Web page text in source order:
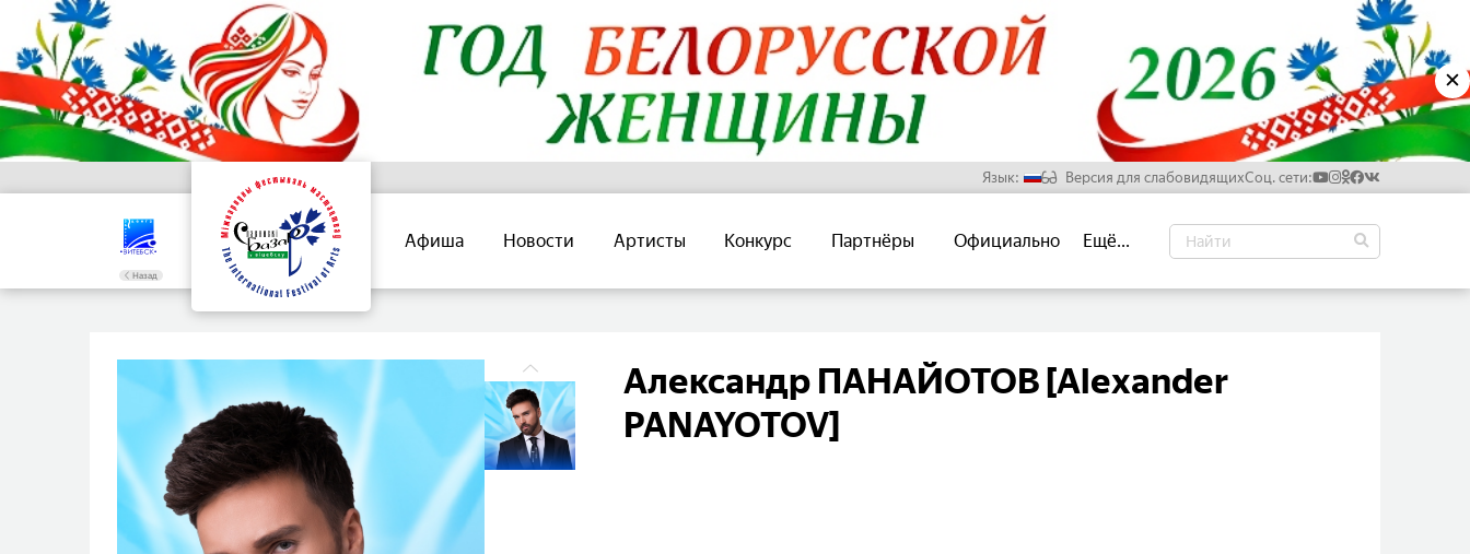
✕
Язык: Версия для слабовидящихСоц. сети:
Назад
Афиша Новости Артисты Конкурс Партнёры Официально Ещё...
Александр ПАНАЙОТОВ [Alexander
PANAYOTOV]